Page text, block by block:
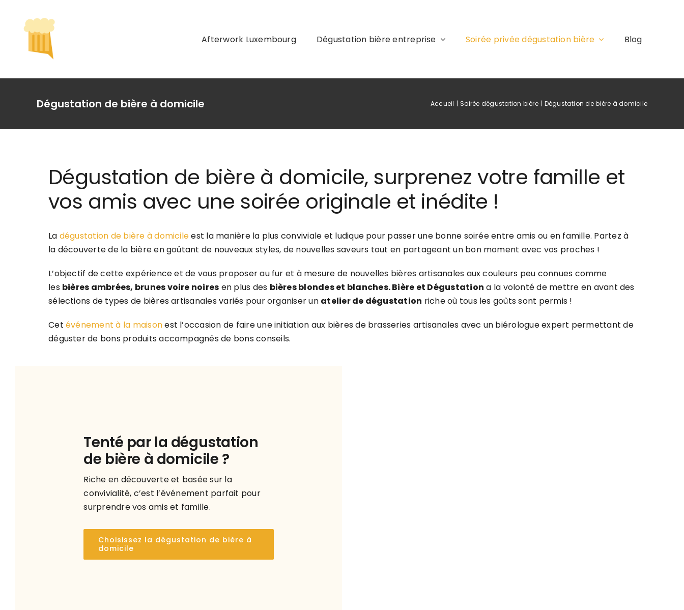
contenu
Afterwork Luxembourg Dégustation bière entreprise Soirée privée dégustation bière Blog
Dégustation de bière à domicile Accueil Soirée dégustation bière Dégustation de bière à domicile
Dégustation de bière à domicile, surprenez votre famille et
vos amis avec une soirée originale et inédite !
La dégustation de bière à domicileest la manière la plus conviviale et ludique pour passer une bonne soirée entre amis ou en famille. Partez à
la découverte de la bière en goûtant de nouveaux styles, de nouvelles saveurs tout en partageant un bon moment avec vos proches !
L’objectif de cette expérience et de vous proposer au fur et à mesure de nouvelles bières artisanales aux couleurs peu connues comme
les bières ambrées, brunes voire noires en plus des bières blondes et blanches. Bière et Dégustation a la volonté de mettre en avant des
sélections de types de bières artisanales variés pour organiser un atelier de dégustation riche où tous les goûts sont permis !
Cet événement à la maisonest l’occasion de faire une initiation aux bières de brasseries artisanales avec un biérologue expert permettant de
déguster de bons produits accompagnés de bons conseils.
Tenté par la dégustation
de bière à domicile ?
Riche en découverte et basée sur la
convivialité, c’est l’événement parfait pour
surprendre vos amis et famille.
Choisissez la dégustation de bière à
domicile